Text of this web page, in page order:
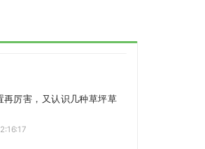
再厉害，又认识几种草坪草